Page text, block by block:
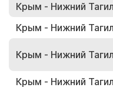
Крым - Нижний Тагил
Крым - Нижний Тагил
Крым - Нижний Тагил
Крым - Нижний Тагил